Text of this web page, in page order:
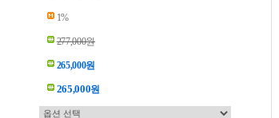
1%
277,000원
265,000원
265,000원